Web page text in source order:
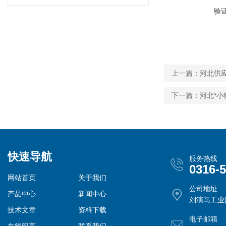
验
上一篇： 河北供
下一篇： 河北*小
快速导航
网站首页
关于我们
产品中心
新闻中心
技术文章
资料下载
服务热线
0316-
公司地址
刘演马工业
电子邮箱